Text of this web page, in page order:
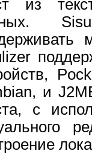
из
и
с